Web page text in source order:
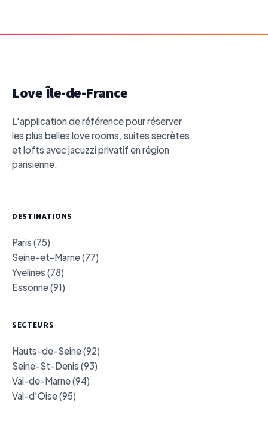
Love Île-de-France
L'application de référence pour réserver
les plus belles love rooms, suites secrètes
et lofts avec jacuzzi privatif en région
parisienne.
DESTINATIONS
Paris (75)
Seine-et-Marne (77)
Yvelines (78)
Essonne (91)
SECTEURS
Hauts-de-Seine (92)
Seine-St-Denis (93)
Val-de-Marne (94)
Val-d'Oise (95)